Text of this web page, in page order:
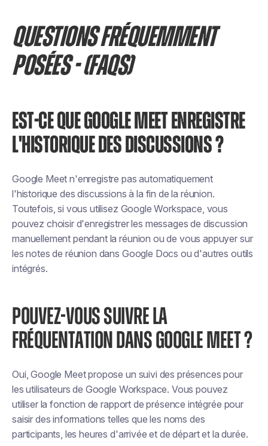
QUESTIONS FRÉQUEMMENT
POSÉES - (FAQS)
EST-CE QUE GOOGLE MEET ENREGISTRE
L'HISTORIQUE DES DISCUSSIONS ?
Google Meet n'enregistre pas automatiquement
l'historique des discussions à la fin de la réunion.
Toutefois, si vous utilisez Google Workspace, vous
pouvez choisir d'enregistrer les messages de discussion
manuellement pendant la réunion ou de vous appuyer sur
les notes de réunion dans Google Docs ou d'autres outils
intégrés.
POUVEZ-VOUS SUIVRE LA
FRÉQUENTATION DANS GOOGLE MEET ?
Oui, Google Meet propose un suivi des présences pour
les utilisateurs de Google Workspace. Vous pouvez
utiliser la fonction de rapport de présence intégrée pour
saisir des informations telles que les noms des
participants, les heures d'arrivée et de départ et la durée.